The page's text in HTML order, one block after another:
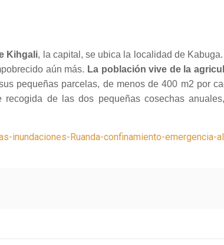
Kihgali, la capital, se ubica la localidad de
aún más. La población vive de la
pequeñas parcelas, de menos de 400 m2 por
de las dos pequeñas cosechas
inundaciones-Ruanda-confinamiento-emergencia-